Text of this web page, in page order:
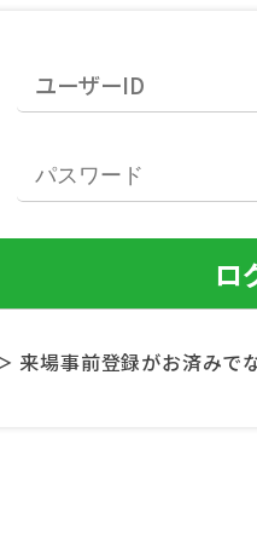
来場事前登録がお済みで